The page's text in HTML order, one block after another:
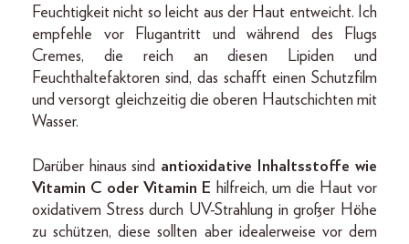
Feuchtigkeit nicht so leicht aus der Haut entweicht. Ich
empfehle vor Flugantritt und während des Flugs
Cremes, die reich an diesen Lipiden und
Feuchthaltefaktoren sind, das schafft einen Schutzfilm
und versorgt gleichzeitig die oberen Hautschichten mit
Wasser.
Darüber hinaus sind antioxidative Inhaltsstoffe wie
Vitamin C oder Vitamin E hilfreich, um die Haut vor
oxidativem Stress durch UV-Strahlung in großer Höhe
zu schützen, diese sollten aber idealerweise vor dem